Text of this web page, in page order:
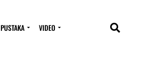
PUSTAKA VIDEO